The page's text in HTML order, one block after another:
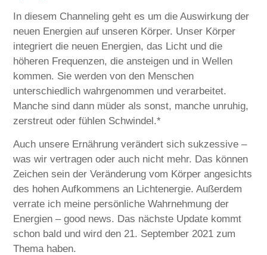
RSS FEED
LINK
In diesem Channeling geht es um die Auswirkung der
neuen Energien auf unseren Körper. Unser Körper
integriert die neuen Energien, das Licht und die
höheren Frequenzen, die ansteigen und in Wellen
kommen. Sie werden von den Menschen
unterschiedlich wahrgenommen und verarbeitet.
Manche sind dann müder als sonst, manche unruhig,
zerstreut oder fühlen Schwindel.*
Auch unsere Ernährung verändert sich sukzessive –
was wir vertragen oder auch nicht mehr. Das können
Zeichen sein der Veränderung vom Körper angesichts
des hohen Aufkommens an Lichtenergie. Außerdem
verrate ich meine persönliche Wahrnehmung der
Energien – good news. Das nächste Update kommt
schon bald und wird den 21. September 2021 zum
Thema haben.